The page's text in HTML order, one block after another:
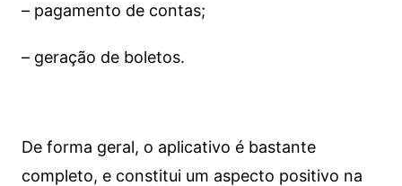
– pagamento de contas;
– geração de boletos.
De forma geral, o aplicativo é bastante
completo, e constitui um aspecto positivo na